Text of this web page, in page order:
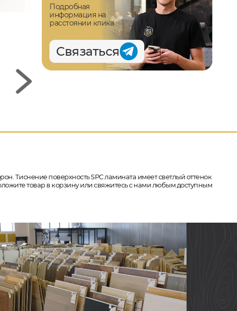
Подробная
информация на
расстоянии клика
Связаться
Тиснение поверхность SPC ламината имеет светлый оттенок
товар в корзину или свяжитесь с нами любым доступным